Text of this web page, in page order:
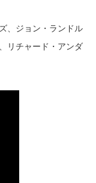
、ジョン・ランドル
リチャード・アンダ